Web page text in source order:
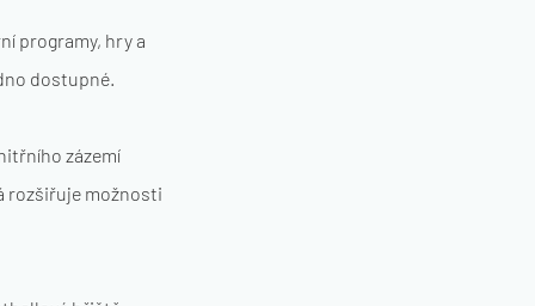
programy, hry a
dostupné.
zázemí
rozšiřuje možnosti